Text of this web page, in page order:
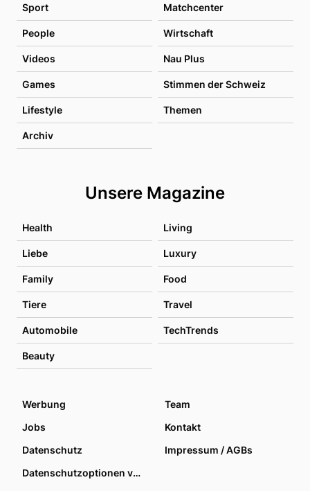
Sport Matchcenter
People Wirtschaft
Videos Nau Plus
Games Stimmen der Schweiz
Lifestyle Themen
Archiv
Unsere Magazine
Health Living
Liebe Luxury
Family Food
Tiere Travel
Automobile TechTrends
Beauty
Werbung
Team
Jobs
Kontakt
Datenschutz
Impressum / AGBs
Datenschutzoptionen verwalten